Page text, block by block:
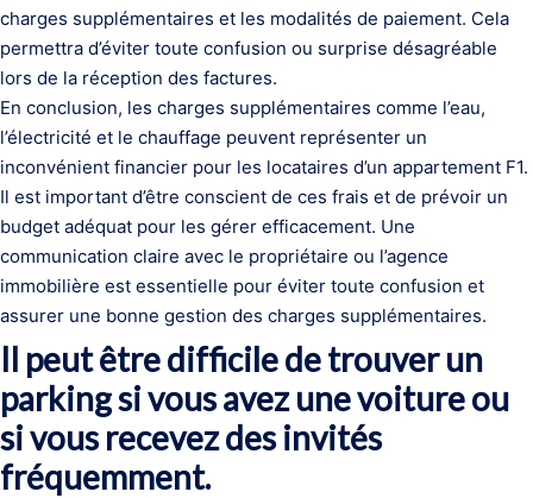
charges supplémentaires et les modalités de paiement. Cela
permettra d’éviter toute confusion ou surprise désagréable
lors de la réception des factures.
En conclusion, les charges supplémentaires comme l’eau,
l’électricité et le chauffage peuvent représenter un
inconvénient financier pour les locataires d’un appartement F1.
Il est important d’être conscient de ces frais et de prévoir un
budget adéquat pour les gérer efficacement. Une
communication claire avec le propriétaire ou l’agence
immobilière est essentielle pour éviter toute confusion et
assurer une bonne gestion des charges supplémentaires.
Il peut être difficile de trouver un
parking si vous avez une voiture ou
si vous recevez des invités
fréquemment.